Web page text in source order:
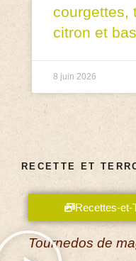
courgettes,
citron et
8 juin 2026
RECETTE ET
Recettes-et-
Tournedos de